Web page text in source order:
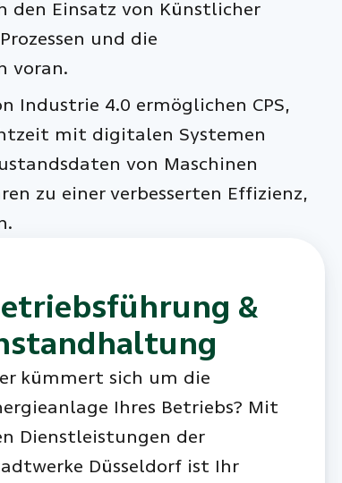
den Einsatz von Künstlicher
und die
voran.
Industrie 4.0 ermöglichen CPS,
mit digitalen Systemen
von Maschinen
zu einer verbesserten Effizienz,
&
kümmert sich um die
Ihres Betriebs? Mit
Dienstleistungen der
Düsseldorf ist Ihr